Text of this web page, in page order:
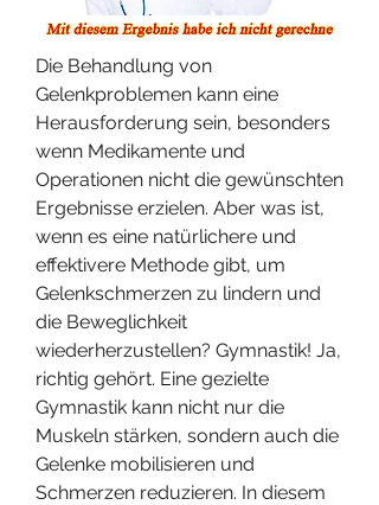
Die Behandlung von
Gelenkproblemen kann eine
Herausforderung sein, besonders
wenn Medikamente und
Operationen nicht die gewünschten
Ergebnisse erzielen. Aber was ist,
wenn es eine natürlichere und
effektivere Methode gibt, um
Gelenkschmerzen zu lindern und
die Beweglichkeit
wiederherzustellen? Gymnastik! Ja,
richtig gehört. Eine gezielte
Gymnastik kann nicht nur die
Muskeln stärken, sondern auch die
Gelenke mobilisieren und
Schmerzen reduzieren. In diesem